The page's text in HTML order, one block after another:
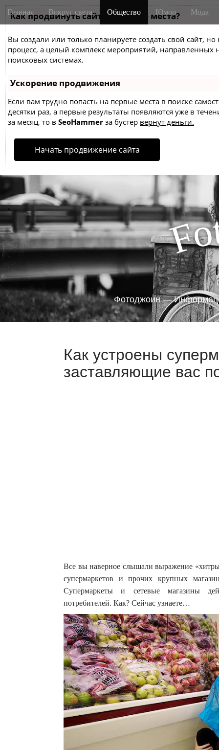
Как продвинуть сайт на первые места?
Вы создали или только планируете создать свой сайт,
процесс, а целый комплекс мероприятий,
поисковых системах.
Ускорение продвижения
Если вам трудно попасть на первые места в поиске
десятки раз, а первые результаты появляются уже в
за месяц, то в SeoHammer за бустер вернут деньги.
Начать продвижение сайта
M
a
n
m
e
n
u
i
Главная Вокруг света Общество Юмор Мода
Fo
Фотоджоин —
Как устроены
заставляющие вас
Все вы наверное слышали выражение
супермаркетов и прочих крупных
Супермаркеты и сетевые магазины
потребителей. Как? Сейчас узнаете…